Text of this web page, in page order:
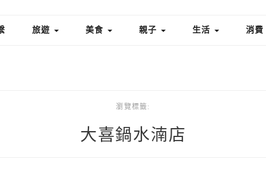
旅遊 美食 親子 生活 消費
瀏覽標籤:
大喜鍋水湳店